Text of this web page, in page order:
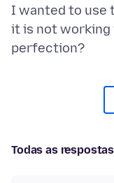
I wanted to use
it is not working
Todas as